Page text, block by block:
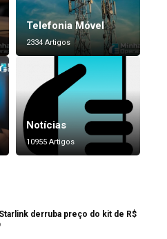
Telefonia Móvel
2334 Artigos
Notícias
10955 Artigos
derruba preço do kit de R$